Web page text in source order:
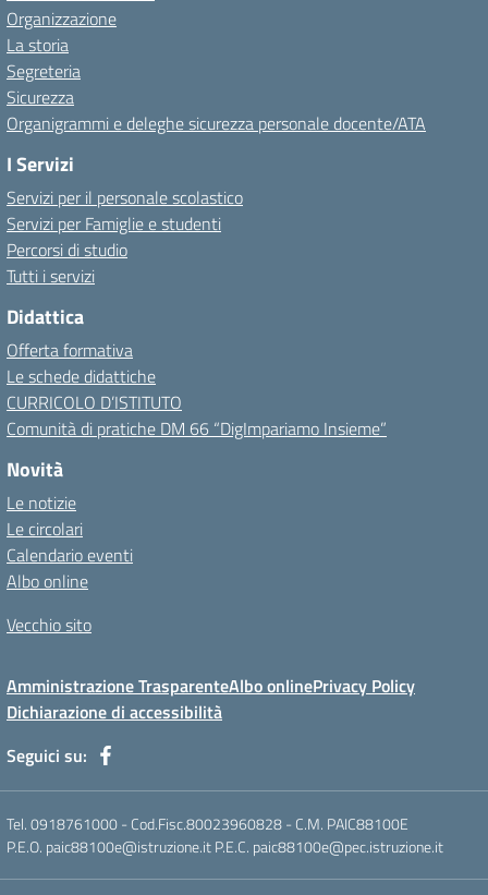
Organizzazione
La storia
Segreteria
Sicurezza
Organigrammi e deleghe sicurezza personale docente/ATA
I Servizi
Servizi per il personale scolastico
Servizi per Famiglie e studenti
Percorsi di studio
Tutti i servizi
Didattica
Offerta formativa
Le schede didattiche
CURRICOLO D’ISTITUTO
Comunità di pratiche DM 66 “DigImpariamo Insieme”
Novità
Le notizie
Le circolari
Calendario eventi
Albo online
Vecchio sito
Amministrazione TrasparenteAlbo onlinePrivacy Policy
Dichiarazione di accessibilità
Seguici su:
Tel. 0918761000 - Cod.Fisc.80023960828 - C.M. PAIC88100E
P.E.O. paic88100e@istruzione.it P.E.C. paic88100e@pec.istruzione.it